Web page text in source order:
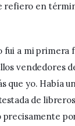
refiero en
fui a mi primera
vendedores
que yo. Había
de